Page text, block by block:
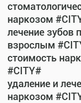
наркозом
лечение
взрослым
стоимость
#CITY#
удаление и
наркозом